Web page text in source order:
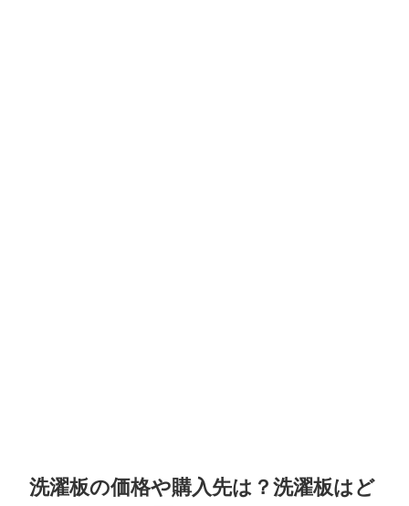
洗濯板の価格や購入先は？洗濯板はど